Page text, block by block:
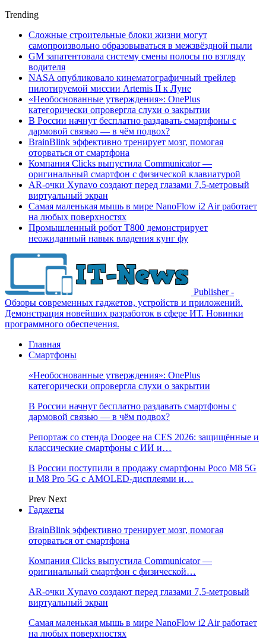
Trending
Сложные строительные блоки жизни могут
самопроизвольно образовываться в межзвёздной пыли
GM запатентовала систему смены полосы по взгляду
водителя
NASA опубликовало кинематографичный трейлер
пилотируемой миссии Artemis II к Луне
«Необоснованные утверждения»: OnePlus
категорически опровергла слухи о закрытии
В России начнут бесплатно раздавать смартфоны с
дармовой связью — в чём подвох?
BrainBlink эффективно тренирует мозг, помогая
оторваться от смартфона
Компания Clicks выпустила Communicator —
оригинальный смартфон с физической клавиатурой
AR-очки Xynavo создают перед глазами 7,5-метровый
виртуальный экран
Самая маленькая мышь в мире NanoFlow i2 Air работает
на любых поверхностях
Промышленный робот Т800 демонстрирует
неожиданный навык владения кунг фу
Publisher -
Обзоры современных гаджетов, устройств и приложений.
Демонстрация новейших разработок в сфере ИТ. Новинки
программного обеспечения.
Главная
Смартфоны
«Необоснованные утверждения»: OnePlus
категорически опровергла слухи о закрытии
В России начнут бесплатно раздавать смартфоны с
дармовой связью — в чём подвох?
Репортаж со стенда Doogee на CES 2026: защищённые и
классические смартфоны с ИИ и…
В России поступили в продажу смартфоны Poco M8 5G
и M8 Pro 5G с AMOLED-дисплеями и…
Prev Next
Гаджеты
BrainBlink эффективно тренирует мозг, помогая
оторваться от смартфона
Компания Clicks выпустила Communicator —
оригинальный смартфон с физической…
AR-очки Xynavo создают перед глазами 7,5-метровый
виртуальный экран
Самая маленькая мышь в мире NanoFlow i2 Air работает
на любых поверхностях